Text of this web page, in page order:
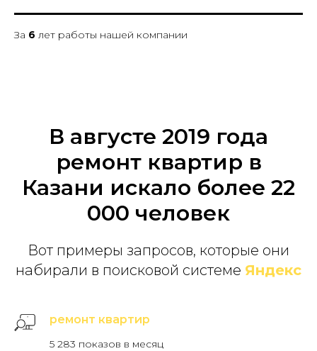
За 6 лет работы нашей компании
В августе 2019 года
ремонт квартир в
Казани искало более 22
000 человек
Вот примеры запросов, которые они
набирали в поисковой системе Яндекс
ремонт квартир
5 283 показов в месяц